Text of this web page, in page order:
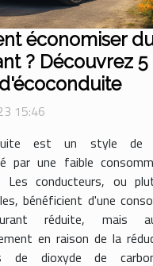
économiser
? Découvrez 5
15:46
est un style de
par une faible
Les conducteurs, ou
bénéficient d'une
réduite, mais
en raison de la
de dioxyde de